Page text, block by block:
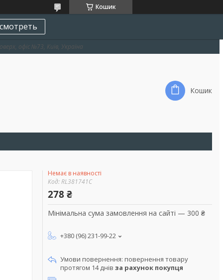
Кошик
офіс №73, Київ, Україна
Кошик
Немає в наявності
Код:RL381741C
278 ₴
Мінімальна сума замовлення на сайті — 300 ₴
+380 (96) 231-99-22
повернення товару
протягом 14 днів за рахунок покупця